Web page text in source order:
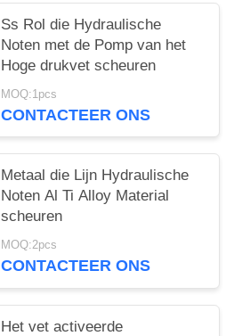
Ss Rol die Hydraulische
Noten met de Pomp van het
Hoge drukvet scheuren
MOQ:1pcs
CONTACTEER ONS
Metaal die Lijn Hydraulische
Noten Al Ti Alloy Material
scheuren
MOQ:2pcs
CONTACTEER ONS
Het vet activeerde